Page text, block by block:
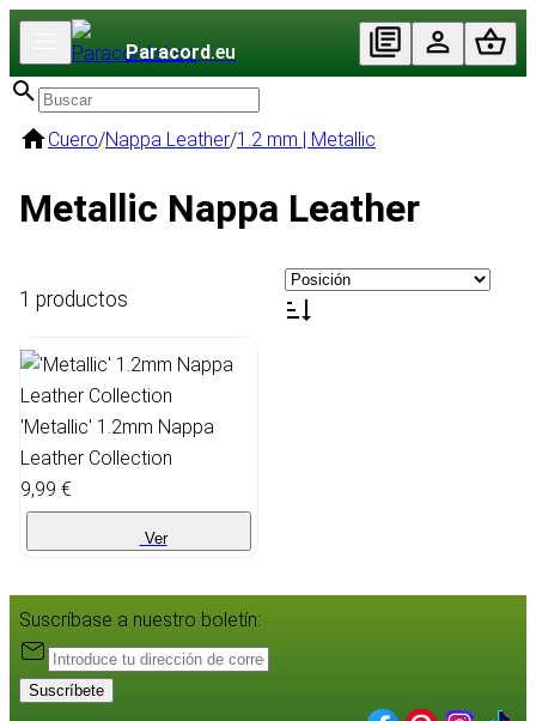
Paracord.eu
Cuero/Nappa Leather/1.2 mm | Metallic
Metallic Nappa Leather
1 productos
'Metallic' 1.2mm Nappa
Leather Collection
9,99 €
Ver
Suscríbase a nuestro boletín:
Suscríbete